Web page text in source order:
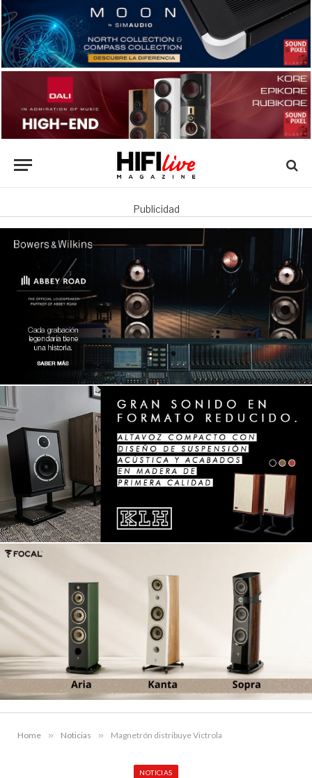
Publicidad
Home » Noticias » Magnetrón distribuye Victrola
NOTICIAS